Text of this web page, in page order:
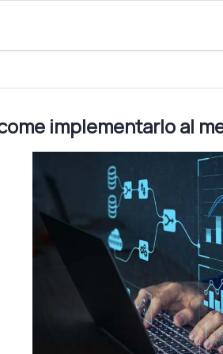
al meglio
implementarlo al